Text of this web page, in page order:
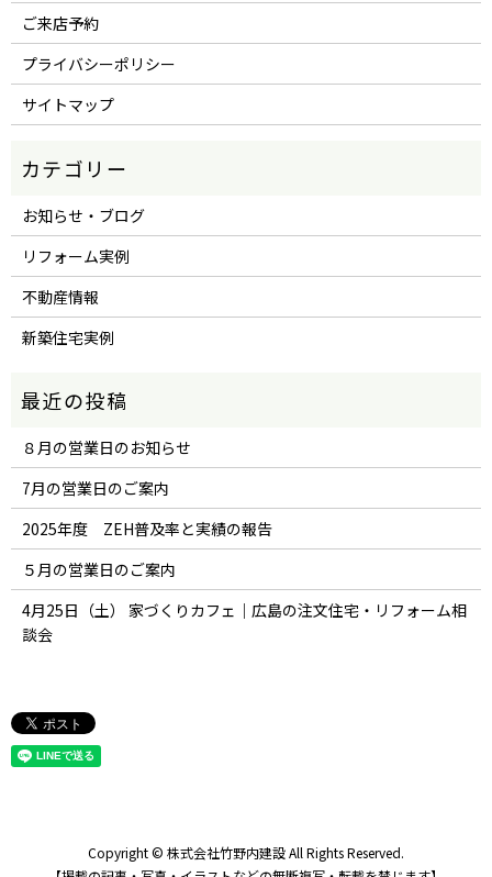
ご来店予約
プライバシーポリシー
サイトマップ
お知らせ・ブログ
リフォーム実例
不動産情報
新築住宅実例
８月の営業日のお知らせ
7月の営業日のご案内
2025年度 ZEH普及率と実績の報告
５月の営業日のご案内
4月25日（土） 家づくりカフェ｜広島の注文住宅・リフォーム相
談会
Copyright © 株式会社竹野内建設 All Rights Reserved.